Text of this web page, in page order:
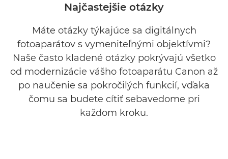
Najčastejšie otázky
Máte otázky týkajúce sa digitálnych
fotoaparátov s vymeniteľnými objektívmi?
Naše často kladené otázky pokrývajú všetko
od modernizácie vášho fotoaparátu Canon až
po naučenie sa pokročilých funkcií, vďaka
čomu sa budete cítiť sebavedome pri
každom kroku.